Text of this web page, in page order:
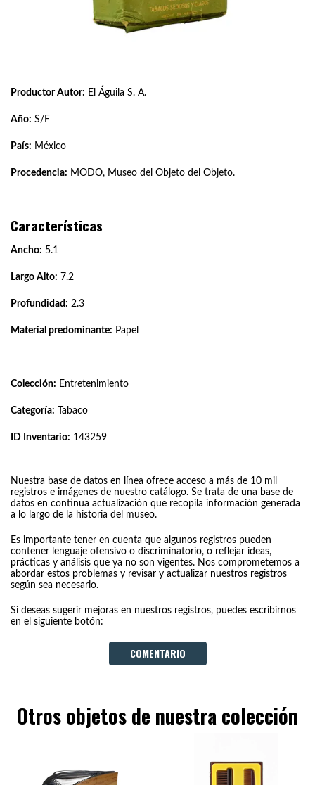
Productor Autor: El Águila S. A.
Año: S/F
País: México
Procedencia: MODO, Museo del Objeto del Objeto.
Características
Ancho: 5.1
Largo Alto: 7.2
Profundidad: 2.3
Material predominante: Papel
Colección: Entretenimiento
Categoría: Tabaco
ID Inventario: 143259
Nuestra base de datos en línea ofrece acceso a más de 10 mil
registros e imágenes de nuestro catálogo. Se trata de una base de
datos en continua actualización que recopila información generada
a lo largo de la historia del museo.
Es importante tener en cuenta que algunos registros pueden
contener lenguaje ofensivo o discriminatorio, o reflejar ideas,
prácticas y análisis que ya no son vigentes. Nos comprometemos a
abordar estos problemas y revisar y actualizar nuestros registros
según sea necesario.
Si deseas sugerir mejoras en nuestros registros, puedes escribirnos
en el siguiente botón:
COMENTARIO
Otros objetos de nuestra colección